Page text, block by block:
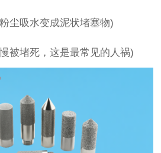
尘吸水变成泥状堵塞物)
被堵死，这是最常见的人祸)